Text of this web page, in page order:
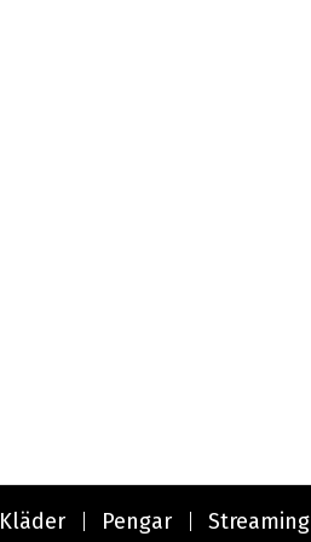
Kläder Pengar Streaming